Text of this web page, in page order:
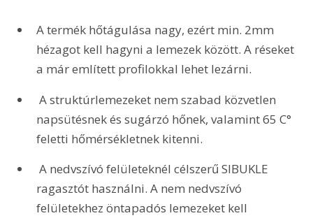
A termék hőtágulása nagy, ezért min. 2mm
hézagot kell hagyni a lemezek között. A réseket
a már említett profilokkal lehet lezárni.
A struktúrlemezeket nem szabad közvetlen
napsütésnek és sugárzó hőnek, valamint 65 C°
feletti hőmérsékletnek kitenni.
A nedvszívó felületeknél célszerű SIBUKLE
ragasztót használni. A nem nedvszívó
felületekhez öntapadós lemezeket kell